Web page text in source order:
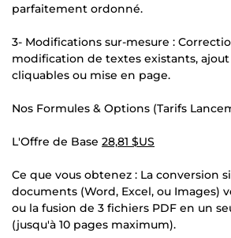
parfaitement ordonné.
3- Modifications sur-mesure :
modification de textes existants,
cliquables ou mise en page.
Nos Formules & Options (Tarifs
L'Offre de Base 28,81 $US
Ce que vous obtenez : La conversion
documents (Word, Excel, ou Images)
ou la fusion de 3 fichiers PDF en un
(jusqu'à 10 pages maximum).